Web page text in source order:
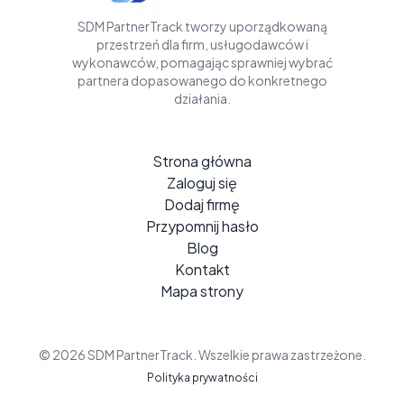
SDM PartnerTrack tworzy uporządkowaną
przestrzeń dla firm, usługodawców i
wykonawców, pomagając sprawniej wybrać
partnera dopasowanego do konkretnego
działania.
Strona główna
Zaloguj się
Dodaj firmę
Przypomnij hasło
Blog
Kontakt
Mapa strony
© 2026 SDM PartnerTrack. Wszelkie prawa zastrzeżone.
Polityka prywatności